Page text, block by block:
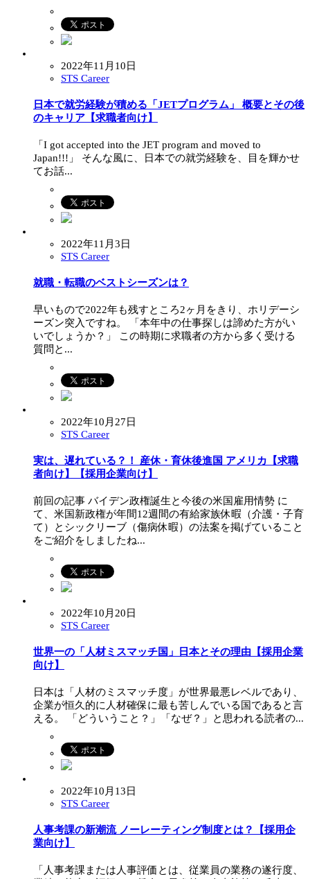
2022年11月10日
STS Career
日本で就労経験が積める「JETプログラム」 概要とその後
のキャリア【求職者向け】
「I got accepted into the JET program and moved to
Japan!!!」 そんな風に、日本での就労経験を、目を輝かせ
てお話...
2022年11月3日
STS Career
就職・転職のベストシーズンは？
早いもので2022年も残すところ2ヶ月をきり、ホリデーシ
ーズン突入ですね。 「本年中の仕事探しは諦めた方がい
いでしょうか？」 この時期に求職者の方から多く受ける
質問と...
2022年10月27日
STS Career
実は、遅れている？！ 産休・育休後進国 アメリカ【求職
者向け】【採用企業向け】
前回の記事 バイデン政権誕生と今後の米国雇用情勢 に
て、米国新政権が年間12週間の有給家族休暇（介護・子育
て）とシックリーブ（傷病休暇）の法案を掲げていること
をご紹介をしましたね...
2022年10月20日
STS Career
世界一の「人材ミスマッチ国」日本とその理由【採用企業
向け】
日本は「人材のミスマッチ度」が世界最悪レベルであり、
企業が恒久的に人材確保に最も苦しんでいる国であると言
える。 「どういうこと？」「なぜ？」と思われる読者の...
2022年10月13日
STS Career
人事考課の新潮流 ノーレーティング制度とは？【採用企
業向け】
「人事考課または人事評価とは、従業員の業務の遂行度、